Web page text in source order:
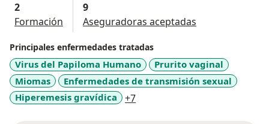
2
Formación
9
Aseguradoras aceptadas
Principales enfermedades tratadas
Virus del Papiloma Humano
Prurito vaginal
Miomas
Enfermedades de transmisión sexual
Hiperemesis gravídica
+7a11y_sr_more_diseases